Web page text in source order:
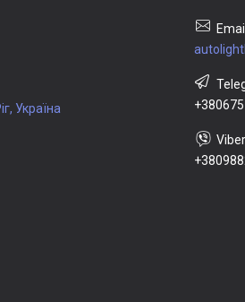
Україна